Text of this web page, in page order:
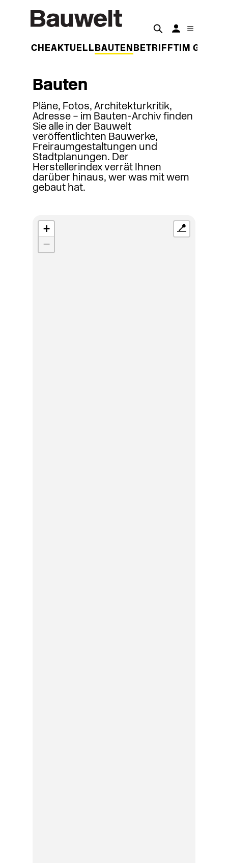
WOCHEAKTUELL BAUTEN BETRIFFT IM
Bauten
Pläne, Fotos, Architekturkritik,
Adresse – im Bauten-Archiv finden
Sie alle in der Bauwelt
veröffentlichten Bauwerke,
Freiraumgestaltungen und
Stadtplanungen. Der
Herstellerindex verrät Ihnen
darüber hinaus, wer was mit wem
gebaut hat.
+
−
📍